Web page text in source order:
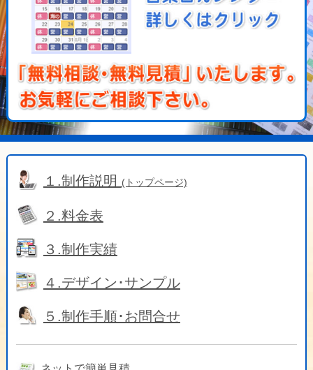
１.制作説明 (トップページ)
２.料金表
３.制作実績
４.デザイン･サンプル
５.制作手順･お問合せ